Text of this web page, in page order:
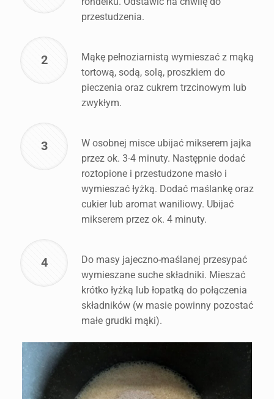
przestudzenia.
2
Mąkę pełnoziarnistą wymieszać z mąką
tortową, sodą, solą, proszkiem do
pieczenia oraz cukrem trzcinowym lub
zwykłym.
3
W osobnej misce ubijać mikserem jajka
przez ok. 3-4 minuty. Następnie dodać
roztopione i przestudzone masło i
wymieszać łyżką. Dodać maślankę oraz
cukier lub aromat waniliowy. Ubijać
mikserem przez ok. 4 minuty.
4
Do masy jajeczno-maślanej przesypać
wymieszane suche składniki. Mieszać
krótko łyżką lub łopatką do połączenia
składników (w masie powinny pozostać
małe grudki mąki).